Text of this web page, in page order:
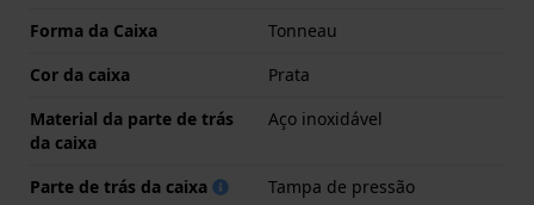
Forma da Caixa
Tonneau
Cor da caixa
Prata
Material da parte de trás
da caixa
Aço inoxidável
Parte de trás da caixa
Tampa de pressão